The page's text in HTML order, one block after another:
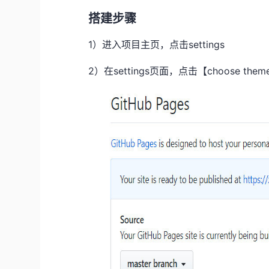
搭建步骤
1）进入项目主页，点击settings
2）在settings页面，点击【choose